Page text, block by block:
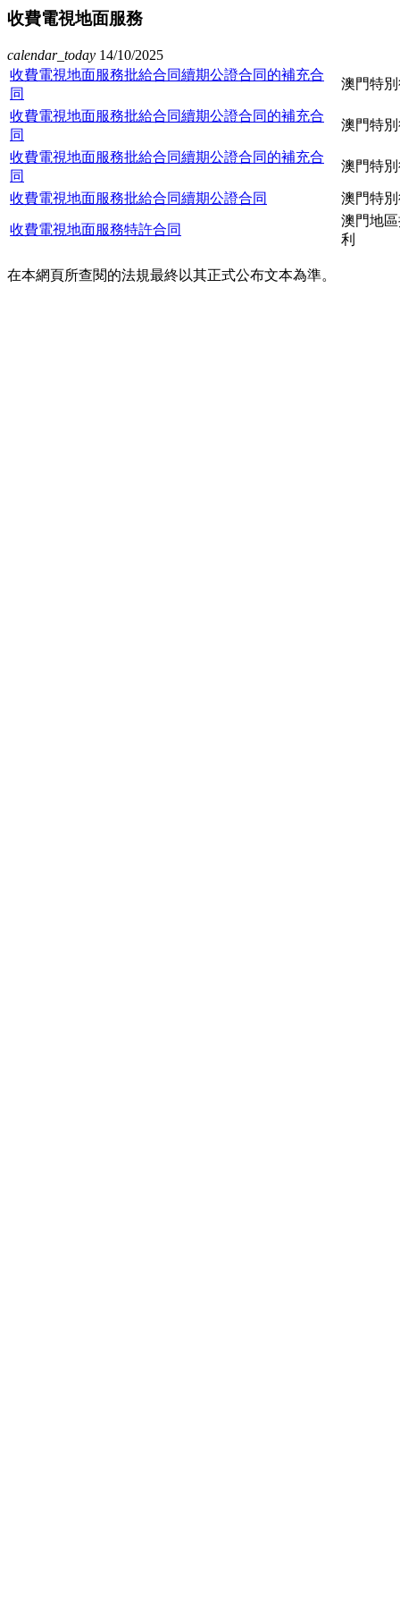
收費電視地面服務
calendar_today 14/10/2025
收費電視地面服務批給合同續期公證合同的補充合
同
澳門特
收費電視地面服務批給合同續期公證合同的補充合
同
澳門特
收費電視地面服務批給合同續期公證合同的補充合
同
澳門特
收費電視地面服務批給合同續期公證合同 澳門特
收費電視地面服務特許合同
澳門地
利
在本網頁所查閱的法規最終以其正式公布文本為準。